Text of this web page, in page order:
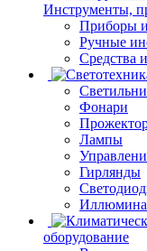
Инструменты,
Приборы
Ручные
Средства
Фонари
Лампы
Гирлянды
оборудование